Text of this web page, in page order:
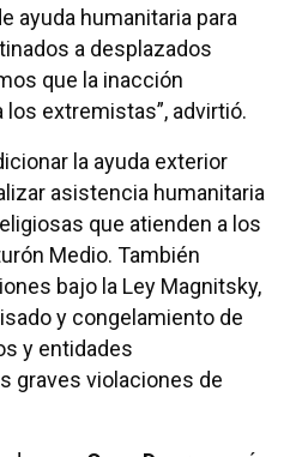
ayuda humanitaria para
a desplazados
que la inacción
los extremistas”, advirtió.
la ayuda exterior
asistencia humanitaria
que atienden a los
Medio. También
bajo la Ley Magnitsky,
y congelamiento de
y entidades
graves violaciones de